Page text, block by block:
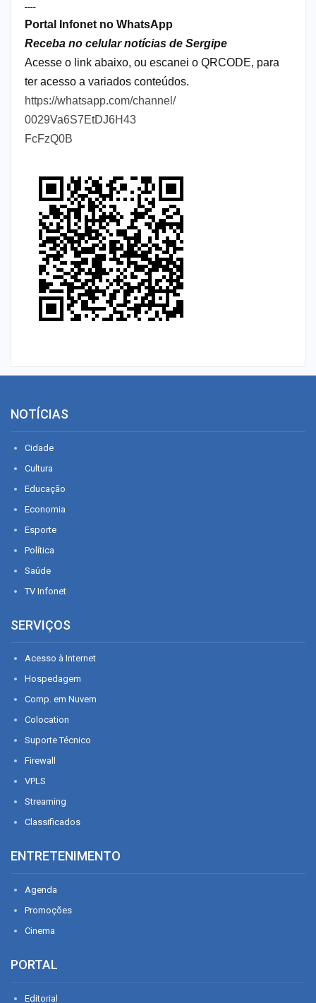
----
Portal Infonet no WhatsApp
Receba no celular notícias de Sergipe
Acesse o link abaixo, ou escanei o QRCODE, para
ter acesso a variados conteúdos.
https://whatsapp.com/channel/
0029Va6S7EtDJ6H43
FcFzQ0B
NOTÍCIAS
Cidade
Cultura
Educação
Economia
Esporte
Política
Saúde
TV Infonet
SERVIÇOS
Acesso à Internet
Hospedagem
Comp. em Nuvem
Colocation
Suporte Técnico
Firewall
VPLS
Streaming
Classificados
ENTRETENIMENTO
Agenda
Promoções
Cinema
PORTAL
Editorial